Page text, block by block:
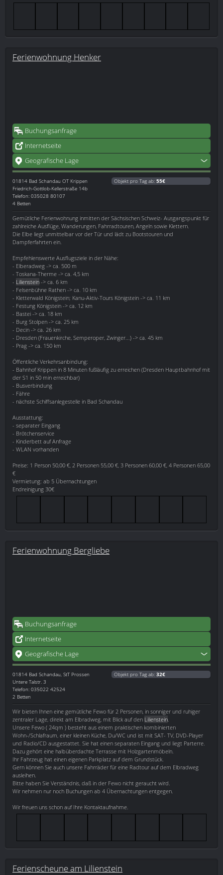
Ferienwohnung Henker
Buchungsanfrage
Internetseite
Geografische Lage
01814 Bad Schandau OT Krippen
Friedrich-Gottlob-Kellerstraße 14b
Telefon: 035028 80107
4 Betten
Objekt pro Tag ab: 55€
Gemütliche Ferienwohnung inmitten der Sächsischen Schweiz- Ausgangspunkt für
zahlreiche Ausflüge, Wanderungen, Fahrradtouren, Angeln sowie Klettern.
Die Elbe liegt unmittelbar vor der Tür und lädt zu Bootstouren und
Dampferfahrten ein.
Empfehlenswerte Ausflugsziele in der Nähe:
- Elberadweg -> ca. 500 m
- Toskana-Therme -> ca. 4,5 km
- Lilienstein -> ca. 6 km
- Felsenbühne Rathen -> ca. 10 km
- Kletterwald Königstein; Kanu-Aktiv-Tours Königstein -> ca. 11 km
- Festung Königstein -> ca. 12 km
- Bastei -> ca. 18 km
- Burg Stolpen -> ca. 25 km
- Decin -> ca. 26 km
- Dresden (Frauenkirche, Semperoper, Zwinger...) -> ca. 45 km
- Prag -> ca. 150 km
Öffentliche Verkehrsanbindung:
- Bahnhof Krippen in 8 Minuten fußläufig zu erreichen (Dresden Hauptbahnhof mit
der S1 in 50 min erreichbar)
- Busverbindung
- Fähre
- nächste Schiffsanlegestelle in Bad Schandau
Ausstattung:
- separater Eingang
- Brötchenservice
- Kinderbett auf Anfrage
- WLAN vorhanden
Preise: 1 Person 50,00 €, 2 Personen 55,00 €, 3 Personen 60,00 €, 4 Personen 65,00
€
Vermietung: ab 5 Übernachtungen
Endreinigung 30€
Ferienwohnung Bergliebe
Buchungsanfrage
Internetseite
Geografische Lage
01814 Bad Schandau, StT Prossen
Untere Talstr. 3
Telefon: 035022 42524
2 Betten
Objekt pro Tag ab: 32€
Wir bieten Ihnen eine gemütliche Fewo für 2 Personen, in sonniger und ruhiger
zentraler Lage, direkt am Elbradweg, mit Blick auf den Lilienstein
Unsere Fewo ( 24qm ) besteht aus einem praktischen kombinierten
Wohn-/Schlafraum, einer kleinen Küche, Du/WC und ist mit SAT- TV, DVD-Player
und Radio/CD ausgestattet. Sie hat einen separaten Eingang und liegt Parterre.
Dazu gehört eine halbüberdachte Terrasse mit Holzgartenmöbeln.
Ihr Fahrzeug hat einen eigenen Parkplatz auf dem Grundstück.
Gern können Sie auch unsere Fahrräder für eine Radtour auf dem Elbradweg
ausleihen.
Bitte haben Sie Verständnis, daß in der Fewo nicht geraucht wird.
Wir nehmen nur noch Buchungen ab 4 Übernachtungen entgegen.
Wir freuen uns schon auf Ihre Kontaktaufnahme.
Ferienscheune am Lilienstein